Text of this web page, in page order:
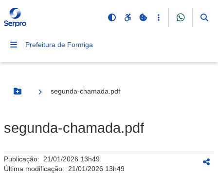
Prefeitura de Formiga
Botão Menu
segunda-chamada.pdf
segunda-chamada.pdf
Publicação: 21/01/2026 13h49
Última modificação: 21/01/2026 13h49